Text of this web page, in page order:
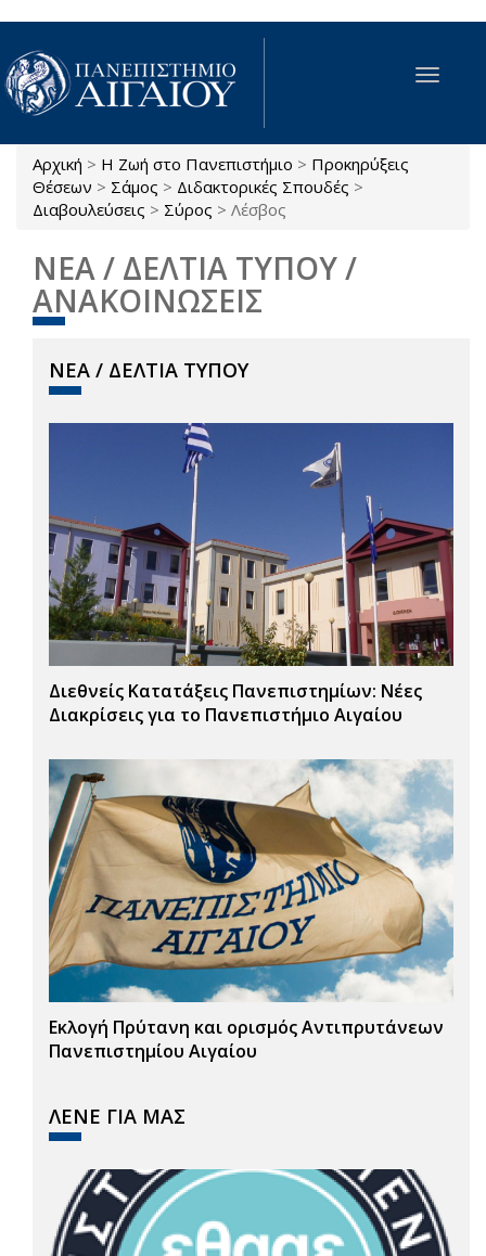
Παράκαμψη προς το κυρίως περιεχόμενο
Toggle
Είστε εδώ
Αρχική > Η Ζωή στο Πανεπιστήμιο > Προκηρύξεις
Θέσεων > Σάμος > Διδακτορικές Σπουδές >
Διαβουλεύσεις > Σύρος > Λέσβος
ΝΕΑ / ΔΕΛΤΙΑ ΤΥΠΟΥ /
ΑΝΑΚΟΙΝΩΣΕΙΣ
ΝΕΑ / ΔΕΛΤΙΑ ΤΥΠΟΥ
Διεθνείς Κατατάξεις Πανεπιστημίων: Νέες
Διακρίσεις για το Πανεπιστήμιο Αιγαίου
Εκλογή Πρύτανη και ορισμός Αντιπρυτάνεων
Πανεπιστημίου Αιγαίου
ΛΕΝΕ ΓΙΑ ΜΑΣ